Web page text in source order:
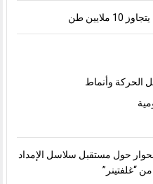
وأنماط
للاستثمار 2026” يعزز الحوار حول مستقبل سلاسل الإمداد
“غلفتينر”